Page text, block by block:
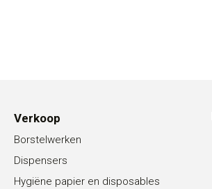
Verkoop
Borstelwerken
Dispensers
Hygiëne papier en disposables